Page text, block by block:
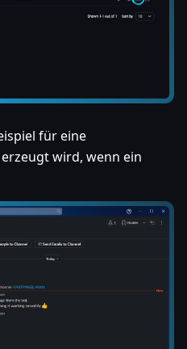
für eine
wird, wenn ein